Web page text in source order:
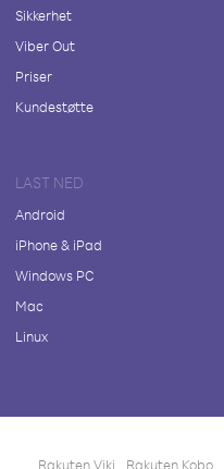
Sikkerhet
Viber Out
Priser
Kundestøtte
LAST NED
Android
iPhone & iPad
Windows PC
Mac
Linux
Rakuten Viki Rakuten Kobo